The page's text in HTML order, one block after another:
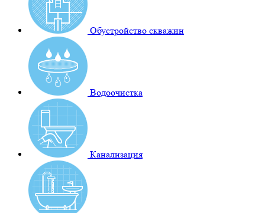
Обустройство скважин
Водоочистка
Канализация